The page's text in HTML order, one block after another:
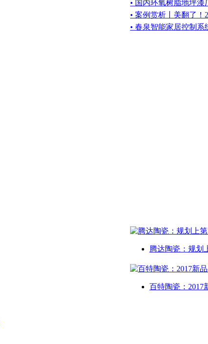
• 国内环氧树脂地坪漆
• 案例赏析丨美翻了！
• 春泉智能家居控制系
腾达陶瓷：规划
百特陶瓷：2017